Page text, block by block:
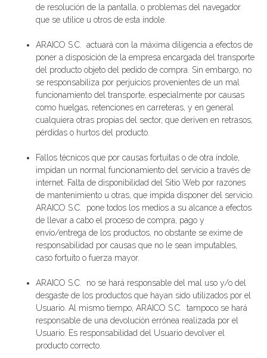
de resolución de la pantalla, o problemas del navegador
que se utilice u otros de esta índole.
ARAICO S.C. actuará con la máxima diligencia a efectos de
poner a disposición de la empresa encargada del transporte
del producto objeto del pedido de compra. Sin embargo, no
se responsabiliza por perjuicios provenientes de un mal
funcionamiento del transporte, especialmente por causas
como huelgas, retenciones en carreteras, y en general
cualquiera otras propias del sector, que deriven en retrasos,
pérdidas o hurtos del producto.
Fallos técnicos que por causas fortuitas o de otra índole,
impidan un normal funcionamiento del servicio a través de
internet. Falta de disponibilidad del Sitio Web por razones
de mantenimiento u otras, que impida disponer del servicio.
ARAICO S.C. pone todos los medios a su alcance a efectos
de llevar a cabo el proceso de compra, pago y
envío/entrega de los productos, no obstante se exime de
responsabilidad por causas que no le sean imputables,
caso fortuito o fuerza mayor.
ARAICO S.C. no se hará responsable del mal uso y/o del
desgaste de los productos que hayan sido utilizados por el
Usuario. Al mismo tiempo, ARAICO S.C. tampoco se hará
responsable de una devolución errónea realizada por el
Usuario. Es responsabilidad del Usuario devolver el
producto correcto.